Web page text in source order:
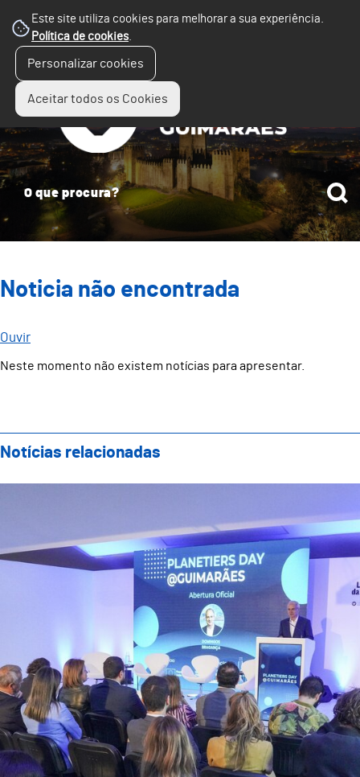
Este site utiliza cookies para melhorar a sua experiência.
Política de cookies.
Personalizar cookies
Aceitar todos os Cookies
Noticia não encontrada
Ouvir
Neste momento não existem notícias para apresentar.
Notícias relacionadas